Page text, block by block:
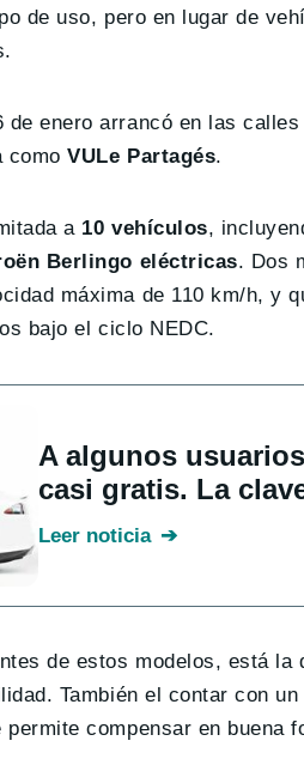
de uso, pero en lugar de
enero arrancó en las
comoVULe Partagés.
a 10 vehículos,
Berlingo eléctricas. Dos
máxima de 110 km/h, y
bajo el ciclo NEDC.
A algunos
casi gratis. La
Leer noticia
de estos modelos, está la
También el contar con un
compensar en buena